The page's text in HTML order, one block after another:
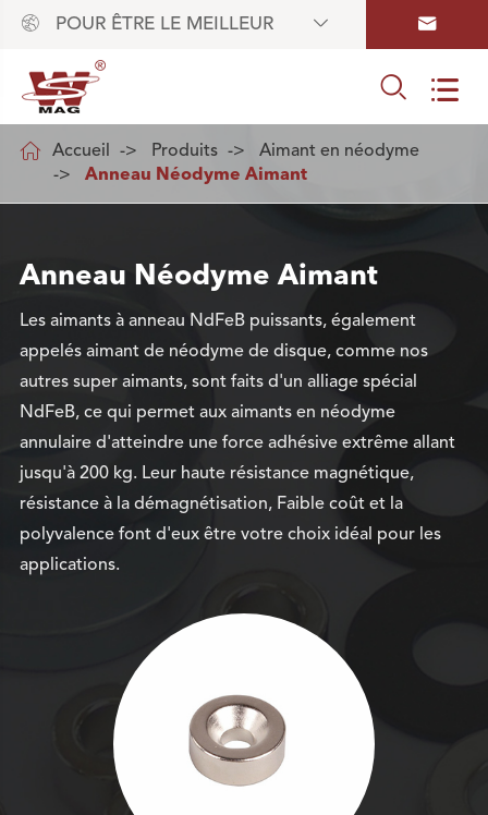
 POUR ÊTRE LE MEILLEUR  
 
 Accueil Produits
Aimant en néodyme
Anneau Néodyme Aimant
Anneau Néodyme Aimant
Les aimants à anneau NdFeB puissants, également
appelés aimant de néodyme de disque, comme nos
autres super aimants, sont faits d'un alliage spécial
NdFeB, ce qui permet aux aimants en néodyme
annulaire d'atteindre une force adhésive extrême allant
jusqu'à 200 kg. Leur haute résistance magnétique,
résistance à la démagnétisation, Faible coût et la
polyvalence font d'eux être votre choix idéal pour les
applications.